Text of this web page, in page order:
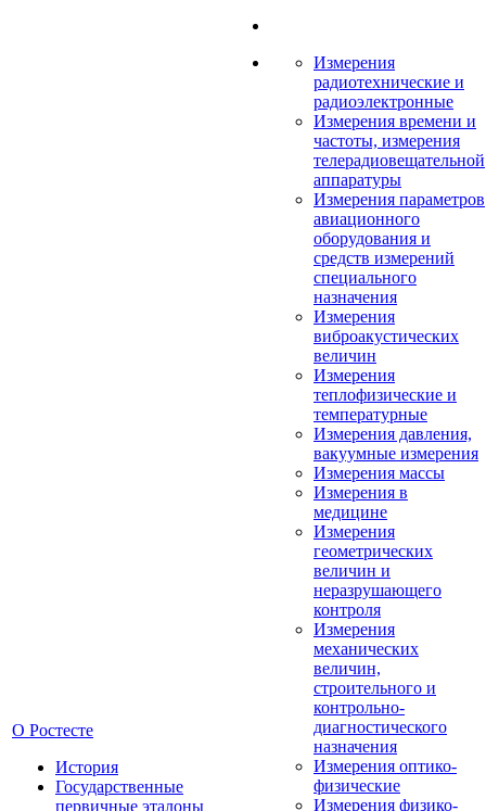
О Ростесте
История
Государственные
первичные эталоны
Измерения
радиотехнические и
радиоэлектронные
Измерения времени и
частоты, измерения
телерадиовещательной
аппаратуры
Измерения параметров
авиационного
оборудования и
средств измерений
специального
назначения
Измерения
виброакустических
величин
Измерения
теплофизические и
температурные
Измерения давления,
вакуумные измерения
Измерения массы
Измерения в
медицине
Измерения
геометрических
величин и
неразрушающего
контроля
Измерения
механических
величин,
строительного и
контрольно-
диагностического
назначения
Измерения оптико-
физические
Измерения физико-